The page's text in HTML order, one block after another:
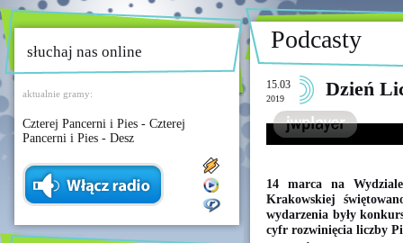
słuchaj nas online
aktualnie gramy:
Czterej Pancerni i Pies - Czterej
Pancerni i Pies - Desz
Podcasty
15.03
2019 Dzień
14 marca na
Krakowskiej
wydarzenia były
cyfr rozwinięcia liczby